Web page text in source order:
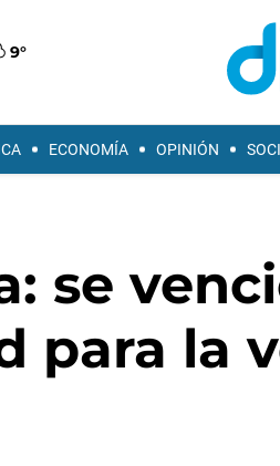
9°
ECONOMÍA OPINIÓN
se
para la